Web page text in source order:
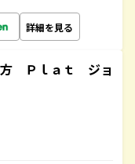
詳細を見る
Ｐｌａｔ ジョ